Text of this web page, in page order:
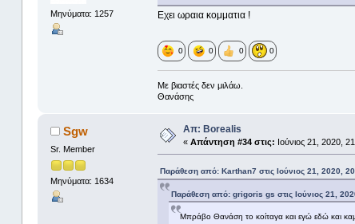
Μηνύματα: 1257 Εχει ωραια κομματια !
0 0 0 0
Με βιαστές δεν μιλάω.
Θανάσης
Sgw
Sr. Member
Μηνύματα: 1634
Απ: Borealis
« Απάντηση #34 στις: Ιούνιος 21, 2020,
Παράθεση από: Karthan7 στις Ιούνιος 21, 2020,
Παράθεση από: grigoris gs στις Ιούνιος 21,
Μπράβο Θανάση το κοίταγα και εγώ εδώ και